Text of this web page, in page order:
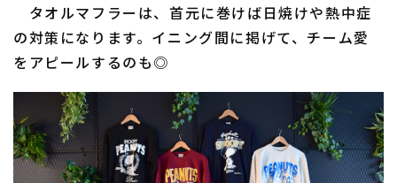
タオルマフラーは、首元に巻けば日焼けや熱中症
の対策になります。イニング間に掲げて、チーム愛
をアピールするのも◎